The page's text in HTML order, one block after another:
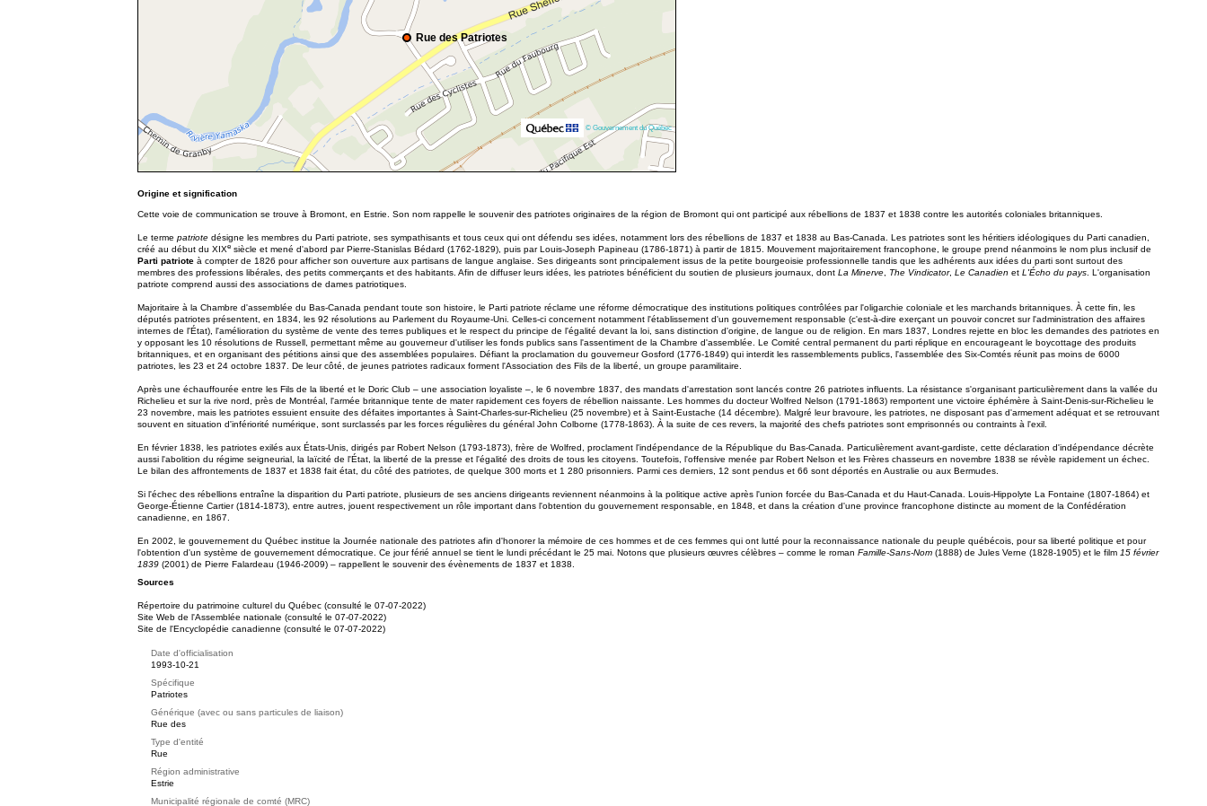
Rue des Patriotes
© Gouvernement du Québec
Origine et signification
Cette voie de communication se trouve à Bromont, en Estrie. Son nom rappelle le souvenir des patriotes originaires de la région de Bromont qui ont participé aux rébellions de 1837 et 1838 contre les autorités coloniales britanniques.
Le terme patriote désigne les membres du Parti patriote, ses sympathisants et tous ceux qui ont défendu ses idées, notamment lors des rébellions de 1837 et 1838 au Bas-Canada. Les patriotes sont les héritiers idéologiques du Parti canadien,
créé au début du XIXe siècle et mené d'abord par Pierre-Stanislas Bédard (1762-1829), puis par Louis-Joseph Papineau (1786-1871) à partir de 1815. Mouvement majoritairement francophone, le groupe prend néanmoins le nom plus inclusif de
Parti patriote à compter de 1826 pour afficher son ouverture aux partisans de langue anglaise. Ses dirigeants sont principalement issus de la petite bourgeoisie professionnelle tandis que les adhérents aux idées du parti sont surtout des
membres des professions libérales, des petits commerçants et des habitants. Afin de diffuser leurs idées, les patriotes bénéficient du soutien de plusieurs journaux, dont La Minerve The Vindicator, Le Canadien et L'Écho du pays . L'organisation
patriote comprend aussi des associations de dames patriotiques.
Majoritaire à la Chambre d'assemblée du Bas-Canada pendant toute son histoire, le Parti patriote réclame une réforme démocratique des institutions politiques contrôlées par l'oligarchie coloniale et les marchands britanniques. À cette fin, les
députés patriotes présentent, en 1834, les 92 résolutions au Parlement du Royaume-Uni. Celles-ci concernent notamment l'établissement d'un gouvernement responsable (c'est-à-dire exerçant un pouvoir concret sur l'administration des affaires
internes de l'État), l'amélioration du système de vente des terres publiques et le respect du principe de l'égalité devant la loi, sans distinction d'origine, de langue ou de religion. En mars 1837, Londres rejette en bloc les demandes des patriotes en
y opposant les 10 résolutions de Russell, permettant même au gouverneur d'utiliser les fonds publics sans l'assentiment de la Chambre d'assemblée. Le Comité central permanent du parti réplique en encourageant le boycottage des produits
britanniques, et en organisant des pétitions ainsi que des assemblées populaires. Défiant la proclamation du gouverneur Gosford (1776-1849) qui interdit les rassemblements publics, l'assemblée des Six-Comtés réunit pas moins de 6000
patriotes, les 23 et 24 octobre 1837. De leur côté, de jeunes patriotes radicaux forment l'Association des Fils de la liberté, un groupe paramilitaire.
Après une échauffourée entre les Fils de la liberté et le Doric Club – une association loyaliste –, le 6 novembre 1837, des mandats d'arrestation sont lancés contre 26 patriotes influents. La résistance s'organisant particulièrement dans la vallée du
Richelieu et sur la rive nord, près de Montréal, l'armée britannique tente de mater rapidement ces foyers de rébellion naissante. Les hommes du docteur Wolfred Nelson (1791-1863) remportent une victoire éphémère à Saint-Denis-sur-Richelieu le
23 novembre, mais les patriotes essuient ensuite des défaites importantes à Saint-Charles-sur-Richelieu (25 novembre) et à Saint-Eustache (14 décembre). Malgré leur bravoure, les patriotes, ne disposant pas d'armement adéquat et se retrouvant
souvent en situation d'infériorité numérique, sont surclassés par les forces régulières du général John Colborne (1778-1863). À la suite de ces revers, la majorité des chefs patriotes sont emprisonnés ou contraints à l'exil.
En février 1838, les patriotes exilés aux États-Unis, dirigés par Robert Nelson (1793-1873), frère de Wolfred, proclament l'indépendance de la République du Bas-Canada. Particulièrement avant-gardiste, cette déclaration d'indépendance décrète
aussi l'abolition du régime seigneurial, la laïcité de l'État, la liberté de la presse et l'égalité des droits de tous les citoyens. Toutefois, l'offensive menée par Robert Nelson et les Frères chasseurs en novembre 1838 se révèle rapidement un échec.
Le bilan des affrontements de 1837 et 1838 fait état, du côté des patriotes, de quelque 300 morts et 1 280 prisonniers. Parmi ces derniers, 12 sont pendus et 66 sont déportés en Australie ou aux Bermudes.
Si l'échec des rébellions entraîne la disparition du Parti patriote, plusieurs de ses anciens dirigeants reviennent néanmoins à la politique active après l'union forcée du Bas-Canada et du Haut-Canada. Louis-Hippolyte La Fontaine (1807-1864) et
George-Étienne Cartier (1814-1873), entre autres, jouent respectivement un rôle important dans l'obtention du gouvernement responsable, en 1848, et dans la création d'une province francophone distincte au moment de la Confédération
canadienne, en 1867.
En 2002, le gouvernement du Québec institue la Journée nationale des patriotes afin d'honorer la mémoire de ces hommes et de ces femmes qui ont lutté pour la reconnaissance nationale du peuple québécois, pour sa liberté politique et pour
l'obtention d'un système de gouvernement démocratique. Ce jour férié annuel se tient le lundi précédant le 25 mai. Notons que plusieurs œuvres célèbres – comme le roman Famille-Sans-Nom (1888) de Jules Verne (1828-1905) et le film 15 février
1839 (2001) de Pierre Falardeau (1946-2009) – rappellent le souvenir des évènements de 1837 et 1838.
Sources
Répertoire du patrimoine culturel du Québec (consulté le 07-07-2022)
Site Web de l'Assemblée nationale (consulté le 07-07-2022)
Site de l'Encyclopédie canadienne (consulté le 07-07-2022)
Date d'officialisation
1993-10-21
Spécifique
Patriotes
Générique (avec ou sans particules de liaison)
Rue des
Type d'entité
Rue
Région administrative
Estrie
Municipalité régionale de comté (MRC)